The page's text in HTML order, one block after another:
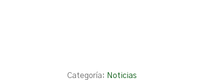
Categoría: Noticias